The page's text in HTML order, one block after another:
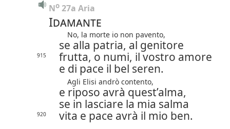
No 27a Aria
Idamante
No, la morte io non pavento,
se alla patria, al genitore
915
frutta, o numi, il vostro amore
e di pace il bel seren.
Agli Elisi andrò contento,
e riposo avrà quest’alma,
se in lasciare la mia salma
920 vita e pace avrà il mio ben.